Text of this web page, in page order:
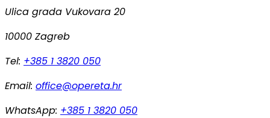
Ulica grada Vukovara 20
10000 Zagreb
Tel: +385 1 3820 050
Email: office@opereta.hr
WhatsApp: +385 1 3820 050